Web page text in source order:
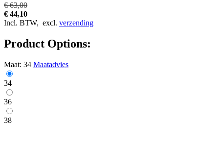
€ 63,00
€ 44,10
Incl. BTW, excl. verzending
Product Options:
Maat: 34 Maatadvies
34
36
38